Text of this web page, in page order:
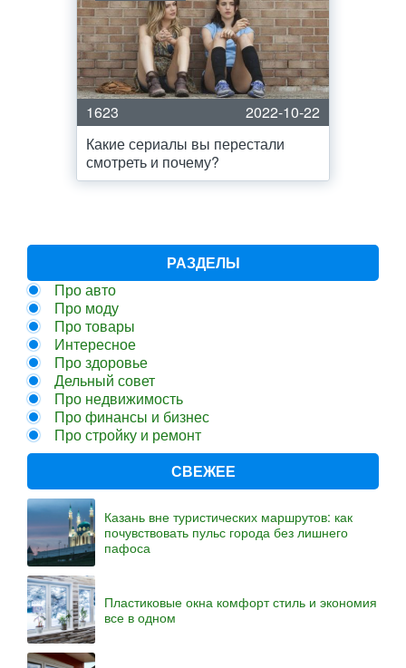
1623
2022-10-22
Какие сериалы вы перестали
смотреть и почему?
РАЗДЕЛЫ
Про авто
Про моду
Про товары
Интересное
Про здоровье
Дельный совет
Про недвижимость
Про финансы и бизнес
Про стройку и ремонт
СВЕЖЕЕ
Казань вне туристических маршрутов: как
почувствовать пульс города без лишнего
пафоса
Пластиковые окна комфорт стиль и экономия
все в одном